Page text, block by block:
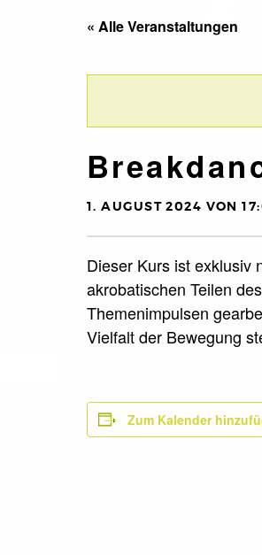
« Alle Veranstaltungen
1. AUGUST 2024 VON
Dieser Kurs ist exklusiv
akrobatischen Teilen
Themenimpulsen
Vielfalt der Bewegung
Zum Kalender